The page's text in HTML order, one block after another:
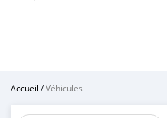
Accueil /Véhicules